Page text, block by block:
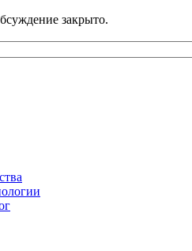
закрыто.